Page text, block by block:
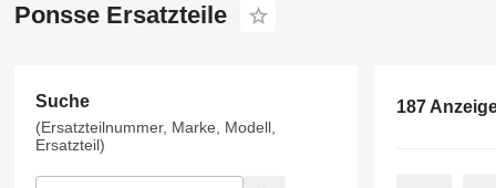
Ponsse Ersatzteile
Suche
(Ersatzteilnummer, Marke, Modell,
Ersatzteil)
187